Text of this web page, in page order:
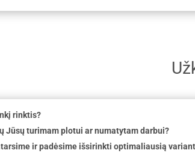
rinktis?
Jūsų turimam plotui ar numatytam darbui?
ir padėsime išsirinkti optimaliausią